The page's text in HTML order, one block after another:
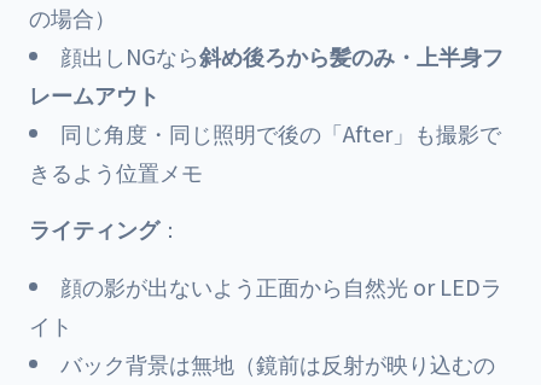
の場合）
顔出しNGなら斜め後ろから髪のみ・上半身フ
レームアウト
同じ角度・同じ照明で後の「After」も撮影で
きるよう位置メモ
ライティング：
顔の影が出ないよう正面から自然光 or LEDラ
イト
バック背景は無地（鏡前は反射が映り込むの